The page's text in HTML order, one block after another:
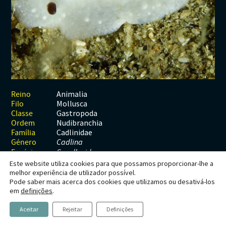
Reino
Animalia
Filo
Mollusca
Classe
Gastropoda
Ordem
Nudibranchia
Família
Cadlinidae
Género
Cadlina
Espécie C. pellucida
Cadlina pellucida
Este website utiliza cookies para que possamos proporcionar-lhe a
melhor experiência de utilizador possível.
Pode saber mais acerca dos cookies que utilizamos ou desativá-los
em definições.
Aceitar Rejeitar Definições
ContactosArtrópodes
Aracnídeos
Crustáceos
Diplópodes
Cnidários
Cordados
Anfíbios
Tunicados
Equinodermes
Angiospérmicas
Briófitas
Gimnospérmicas
Pteridófitas
Fungos
Ascomicetes
Basidiomicetes
Anelídeos
Artrópodes
Braquiópodes
Cnidários
Peixes
Répteis
Plantas
Gimnospérmicas
Pteridófitas
Chromista
Glossário
Revista Naturae digital
Financiamento